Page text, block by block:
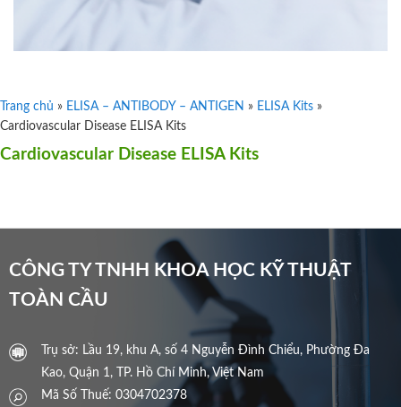
Trang chủ » ELISA – ANTIBODY – ANTIGEN » ELISA Kits »
Cardiovascular Disease ELISA Kits
Cardiovascular Disease ELISA Kits
CÔNG TY TNHH KHOA HỌC KỸ THUẬT
TOÀN CẦU
Trụ sở: Lầu 19, khu A, số 4 Nguyễn Đình Chiểu, Phường Đa
Kao, Quận 1, TP. Hồ Chí Minh, Việt Nam
Mã Số Thuế: 0304702378